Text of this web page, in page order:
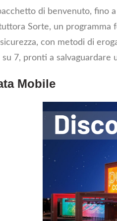
di benvenuto, fino
Sorte, un programma
con metodi di
su 7, pronti a salvaguardare
Mobile